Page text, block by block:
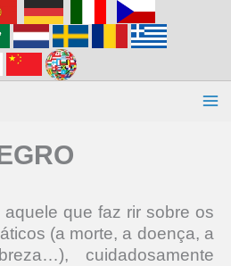
que faz rir sobre os
(a morte, a doença, a
cuidadosamente